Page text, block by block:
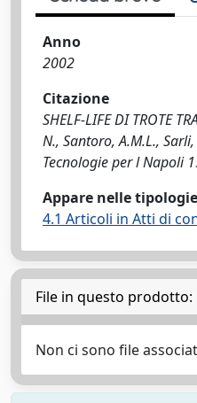
Anno
2002
Citazione
SHELF-LIFE DI TROTE
N., Santoro, A.M.L.,
Tecnologie per l Napoli
Appare nelle
4.1 Articoli in Atti di
File in questo prodotto:
Non ci sono file